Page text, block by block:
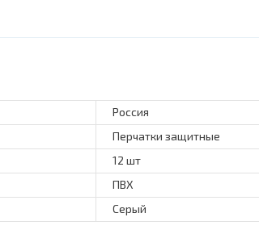
Россия
Перчатки защитные
12 шт
ПВХ
Серый